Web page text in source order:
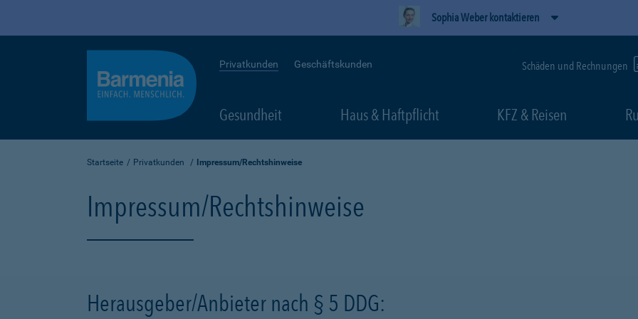
Sophia Weber kontaktieren
Privatkunden Geschäftskunden Schäden und Rechnungen
Gesundheit Haus & Haftpflicht KFZ & Reisen
Startseite Privatkunden Impressum/Rechtshinweise
Impressum/Rechtshinweise
Herausgeber/Anbieter nach § 5 DDG: